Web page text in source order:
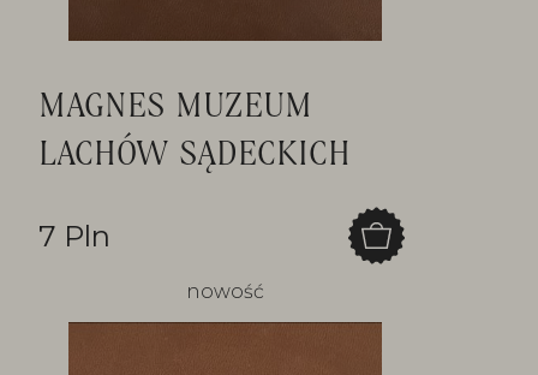
MAGNES MUZEUM
LACHÓW SĄDECKICH
7 Pln
nowość